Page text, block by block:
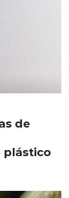
de
plástico